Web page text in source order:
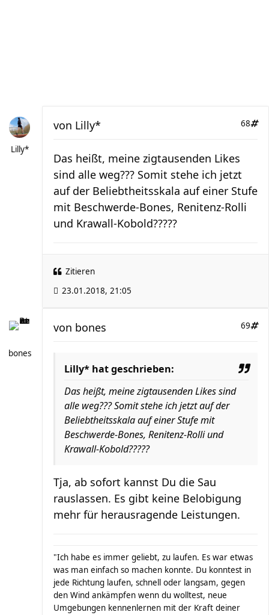
Lilly*
68
von Lilly*
Das heißt, meine zigtausenden Likes
sind alle weg??? Somit stehe ich jetzt
auf der Beliebtheitsskala auf einer Stufe
mit Beschwerde-Bones, Renitenz-Rolli
und Krawall-Kobold?????
Zitieren
23.01.2018, 21:05
bones
69
von bones
Lilly* hat geschrieben:
Das heißt, meine zigtausenden Likes sind
alle weg??? Somit stehe ich jetzt auf der
Beliebtheitsskala auf einer Stufe mit
Beschwerde-Bones, Renitenz-Rolli und
Krawall-Kobold?????
Tja, ab sofort kannst Du die Sau
rauslassen. Es gibt keine Belobigung
mehr für herausragende Leistungen.
"Ich habe es immer geliebt, zu laufen. Es war etwas
was man einfach so machen konnte. Du konntest in
jede Richtung laufen, schnell oder langsam, gegen
den Wind ankämpfen wenn du wolltest, neue
Umgebungen kennenlernen mit der Kraft deiner